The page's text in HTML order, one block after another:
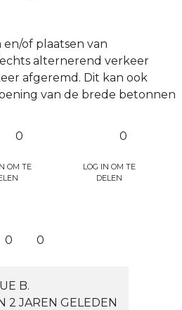
of plaatsen van
alternerend verkeer
afgeremd. Dit kan ook
van de brede betonnen
0
om te
0
Log in om te
delen
0 0
B.
2 JAREN GELEDEN